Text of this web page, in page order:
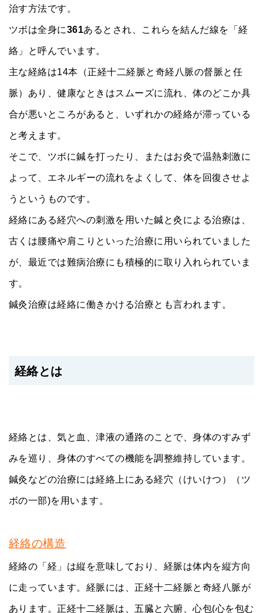
治す方法です。
ツボは全身に361あるとされ、これらを結んだ線を「経
絡」と呼んでいます。
主な経絡は14本（正経十二経脈と奇経八脈の督脈と任
脈）あり、健康なときはスムーズに流れ、体のどこか具
合が悪いところがあると、いずれかの経絡が滞っている
と考えます。
そこで、ツボに鍼を打ったり、またはお灸で温熱刺激に
よって、エネルギーの流れをよくして、体を回復させよ
うというものです。
経絡にある経穴への刺激を用いた鍼と灸による治療は、
古くは腰痛や肩こりといった治療に用いられていました
が、最近では難病治療にも積極的に取り入れられていま
す。
鍼灸治療は経絡に働きかける治療とも言われます。
経絡とは
経絡とは、気と血、津液の通路のことで、身体のすみず
みを巡り、身体のすべての機能を調整維持しています。
鍼灸などの治療には経絡上にある経穴（けいけつ）（ツ
ボの一部)を用います。
経絡の構造
経絡の「経」は縦を意味しており、経脈は体内を縦方向
に走っています。経脈には、正経十二経脈と奇経八脈が
あります。正経十二経脈は、五臓と六腑、心包(心を包む